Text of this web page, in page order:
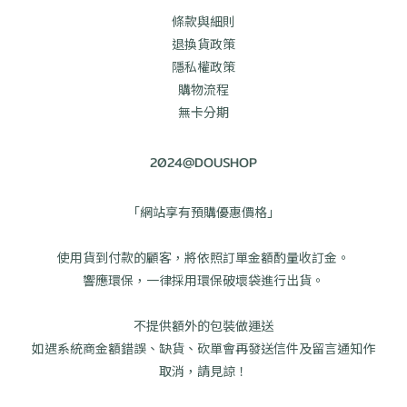
條款與細則
退換貨政策
隱私權政策
購物流程
無卡分期
2024@DOUSHOP
「網站享有預購優惠價格」
使用貨到付款的顧客，將依照訂單金額酌量收訂金。
響應環保，一律採用環保破壞袋進行出貨。
不提供額外的包裝做運送
如遇系統商金額錯誤、缺貨、砍單會再發送信件及留言通知作
取消，請見諒！